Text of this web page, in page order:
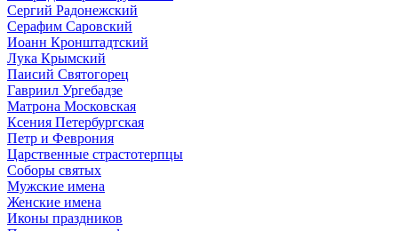
Сергий Радонежский
Серафим Саровский
Иоанн Кронштадтский
Лука Крымский
Паисий Святогорец
Гавриил Ургебадзе
Матрона Московская
Ксения Петербургская
Петр и Феврония
Царственные страстотерпцы
Соборы святых
Мужские имена
Женские имена
Иконы праздников